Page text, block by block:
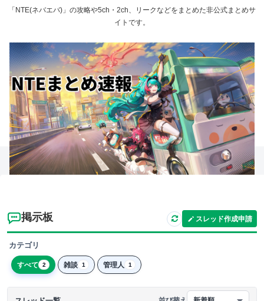
「NTE(ネバエバ)」の攻略や5ch・2ch、リークなどをまとめた非公式まとめサ
イトです。
掲示板 スレッド作成申請
カテゴリ
すべて 2 雑談 1 管理人 1